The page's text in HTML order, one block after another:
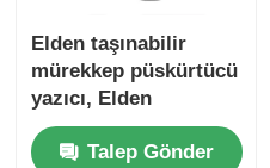
Elden taşınabilir
mürekkep püskürtücü
yazıcı, Elden
mürekkep püskürtücü
seri kodlama
Talep Gönder